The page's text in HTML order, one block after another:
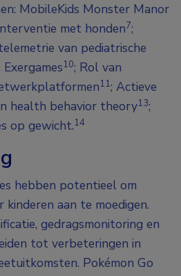
MobileKids Monster Manor
met honden7;
van pediatrische
Exergames10; Rol van
11; Actieve
health behavior theory13;
op gewicht.14
hebben potentieel om
aan te moedigen.
gedragsmonitoring en
tot verbeteringen in
Pokémon Go